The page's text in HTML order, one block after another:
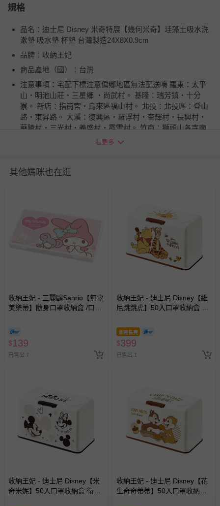
規格
品名：迪士尼 Disney 米奇特展【幾何米奇】珪藻土吸水洗
漱墊 吸水墊 杯墊 台灣製造24X8X0.9cm
品牌：收納王妃
商品產地（國）：台灣
注意事項：宅配下標注意偏鄉地區無法配送唷 羅東：太平
山‧明池山莊‧三星鄉 ‧尚武村。 基隆：瑞芳鎮‧十分
寮。 新店：指南宮‧烏來區福山村。 北投：北投區：登山
路‧東昇路。 大溪：復興區‧羅浮村‧奎輝村‧長興村‧
華陵村‧三光村‧義盛村‧霞雲村。 竹南：獅頭山各寺廟
(獅頭山風景區) 南投：芬園鄉‧大竹村‧中寮鄉‧永平村。
門鄉‧大肚村‧德文村‧達來村。 台東：延平鄉‧綠島
退換貨須知
您所購買的商品享有7天的鑑賞期／猶豫期權益，但此期間
並非試用期，您所退回的商品必須是未經使用的全新狀態，
包含完整包裝、配件、說明文件及贈品等。
退貨，您可至『查詢訂單』>『已出貨』中查詢該筆訂單，
並點選『我要退貨』即可進行申請。若有相關退貨問題，請
針對滿件折/滿額贈…等活動，如因部份退貨，而該訂單保
部分商品依據消費者保護法的規定，不適用七天鑑賞期/猶
豫期範圍：
易於腐敗、保存期限較短或解約時即將逾期（例如生鮮
商品、食品等）。
客製化商品（例如客製生日書、姓名貼等）。
新費用）。
經消費者拆封之影音商品或電腦軟體（例如 DVD、CD
看更多
其他媽咪也在逛
收納王妃 - 三麗鷗Sanrio【無辜
美樂蒂】隨身口罩收納盒 /口罩
$139
已售出 7
收納王妃 - 迪士尼 Disney【維
尼跳跳虎】50入口罩收納盒 衛
彈簧自動向上
即將售完
$399
已售出 1
收納王妃 - 迪士尼 Disney【米
奇米妮】50入口罩收納盒 衛生
收納王妃 - 迪士尼 Disney【花
生奇奇蒂蒂】50入口罩收納盒